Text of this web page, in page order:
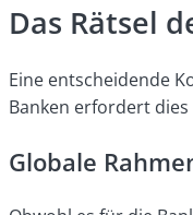
Das Rätsel
Eine entscheidende
Banken erfordert
Globale